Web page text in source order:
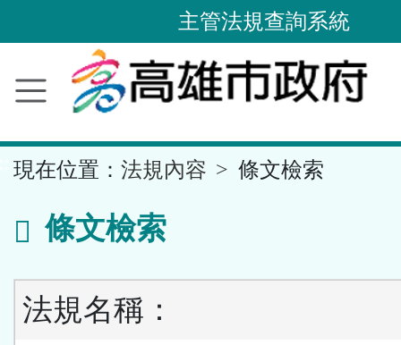
內
容
主管法規查詢系統
現在位置： 法規內容 條文檢索
條文檢索
法規名稱：